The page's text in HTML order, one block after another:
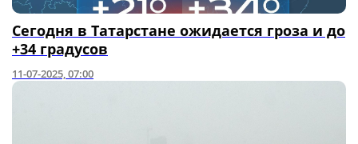
Сегодня в Татарстане ожидается гроза и до
+34 градусов
11-07-2025, 07:00